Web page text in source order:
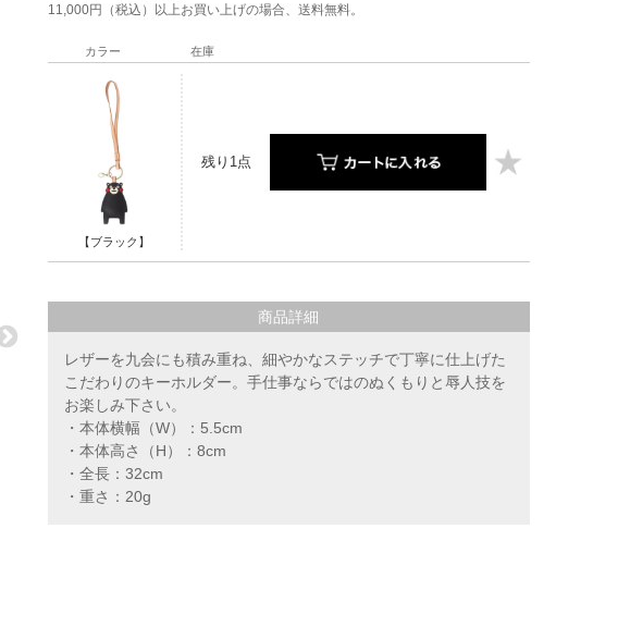
11,000円（税込）以上お買い上げの場合、送料無料。
カラー 在庫
【ブラック】
残り1点
商品詳細
レザーを九会にも積み重ね、細やかなステッチで丁寧に仕上げた
こだわりのキーホルダー。手仕事ならではのぬくもりと辱人技を
お楽しみ下さい。
・本体横幅（W）：5.5cm
・本体高さ（H）：8cm
・全長：32cm
・重さ：20g